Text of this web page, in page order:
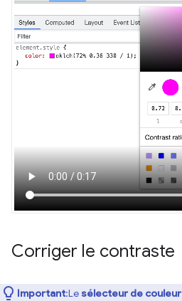
Corriger le contraste
Important:Le sélecteur de couleur